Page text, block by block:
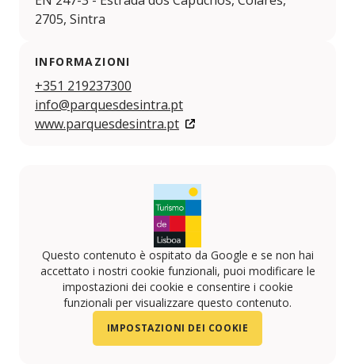
2705, Sintra
INFORMAZIONI
+351 219237300
info@parquesdesintra.pt
www.parquesdesintra.pt
Questo contenuto è ospitato da Google e se non hai
accettato i nostri cookie funzionali, puoi modificare le
impostazioni dei cookie e consentire i cookie
funzionali per visualizzare questo contenuto.
IMPOSTAZIONI DEI COOKIE